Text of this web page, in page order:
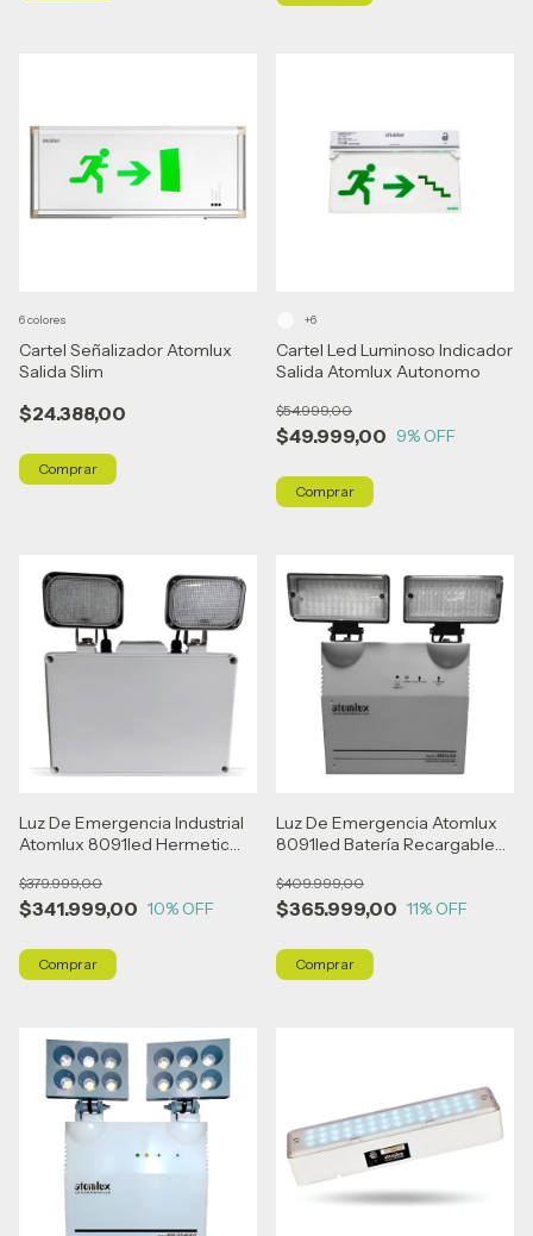
Cartel Señalizador Atomlux
Salida Slim
$24.388,00
6 colores
Comprar
Cartel Led Luminoso Indicador
Salida Atomlux Autonomo
$49.999,00
$54.999,00
9% OFF
+6
Comprar
Luz De Emergencia Industrial
Atomlux 8091led Hermetic
$341.999,00
$379.999,00
10% OFF
Luz De Emergencia Atomlux
8091led Batería Recargable
$365.999,00
$409.999,00
11% OFF